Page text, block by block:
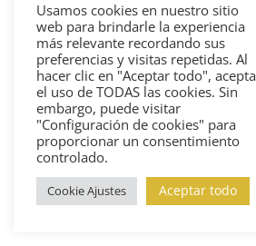
Usamos cookies en nuestro sitio
web para brindarle la experiencia
más relevante recordando sus
preferencias y visitas repetidas. Al
hacer clic en "Aceptar todo", acepta
el uso de TODAS las cookies. Sin
embargo, puede visitar
"Configuración de cookies" para
proporcionar un consentimiento
controlado.
Cookie Ajustes Aceptar todo